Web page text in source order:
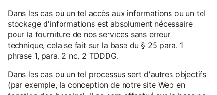
Dans les cas où un tel accès aux informations ou un tel
stockage d'informations est absolument nécessaire
pour la fourniture de nos services sans erreur
technique, cela se fait sur la base du § 25 para. 1
phrase 1, para. 2 no. 2 TDDDG.
Dans les cas où un tel processus sert d'autres objectifs
(par exemple, la conception de notre site Web en